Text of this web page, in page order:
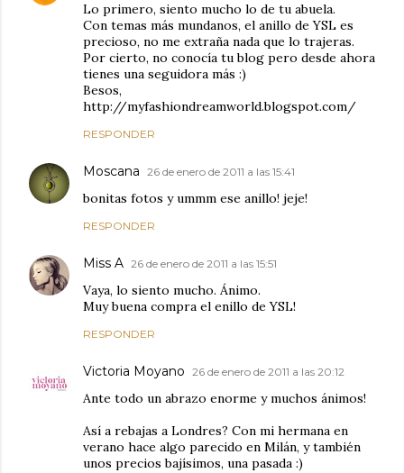
Lo primero, siento mucho lo de tu abuela.
Con temas más mundanos, el anillo de YSL es
precioso, no me extraña nada que lo trajeras.
Por cierto, no conocía tu blog pero desde ahora
tienes una seguidora más :)
Besos,
http://myfashiondreamworld.blogspot.com/
RESPONDER
Moscana 26 de enero de 2011 a las 15:41
bonitas fotos y ummm ese anillo! jeje!
RESPONDER
Miss A 26 de enero de 2011 a las 15:51
Vaya, lo siento mucho. Ánimo.
Muy buena compra el enillo de YSL!
RESPONDER
Victoria Moyano 26 de enero de 2011 a las 20:12
Ante todo un abrazo enorme y muchos ánimos!
Así a rebajas a Londres? Con mi hermana en
verano hace algo parecido en Milán, y también
unos precios bajísimos, una pasada :)